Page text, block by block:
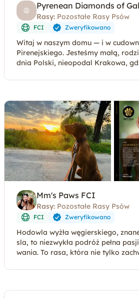
Pyrenean Diamonds of
Rasy: Pozostałe Rasy Psów
FCI Zweryfikowano
Witaj w naszym domu — i w
Pirenejskiego. Jesteśmy małą,
dnia Polski, nieopodal Krakowa,
Mm's Paws FCI
Rasy: Pozostałe Rasy Psów
FCI Zweryfikowano
Hodowla wyżła węgierskiego,
sla, to niezwykła podróż pełna
wania. To rasa, która nie tylko